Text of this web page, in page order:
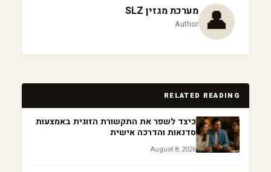
👤 מערכת מגזין SLZ
Author
RELATED READING
כיצד לשפר את התקשורת הזוגית באמצעות
סדנאות והדרכה אישית
August 8, 2026